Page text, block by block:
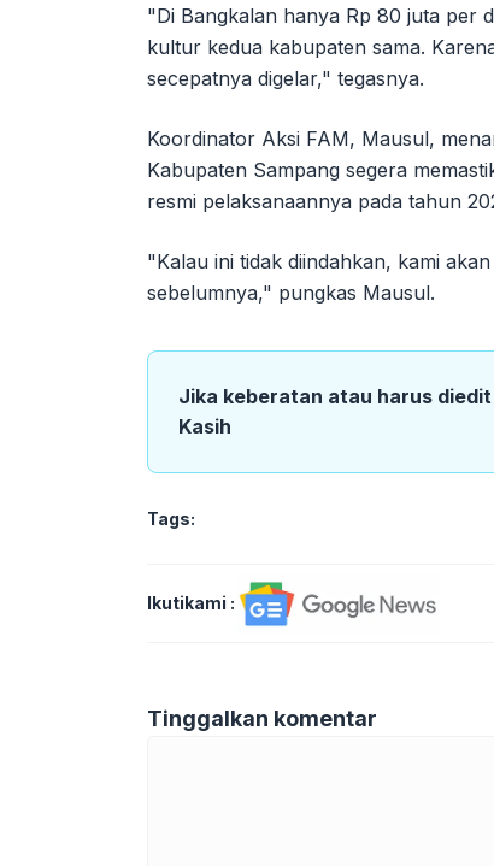
"Di Bangkalan hanya Rp 80 juta per
kultur kedua kabupaten sama.
secepatnya digelar," tegasnya.
Koordinator Aksi FAM, Mausul,
Kabupaten Sampang segera
resmi pelaksanaannya pada tahun
"Kalau ini tidak diindahkan, kami
sebelumnya," pungkas Mausul.
Jika keberatan atau harus
Kasih
Tags:
Ikutikami :
Tinggalkan komentar